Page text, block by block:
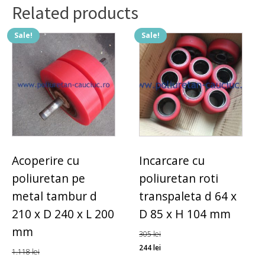
Related products
Sale!
Acoperire cu
poliuretan pe
metal tambur d
210 x D 240 x L 200
mm
1.118lei
Sale!
Incarcare cu
poliuretan roti
transpaleta d 64 x
D 85 x H 104 mm
305lei
244lei